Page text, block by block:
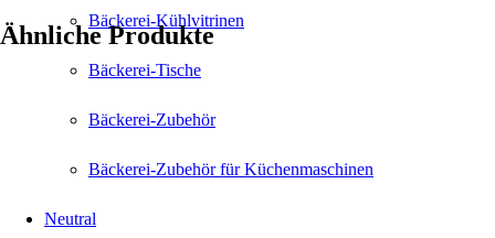
Bäckerei-Kühlvitrinen
Bäckerei-Tische
Bäckerei-Zubehör
Bäckerei-Zubehör für Küchenmaschinen
Neutral
Ähnliche Produkte